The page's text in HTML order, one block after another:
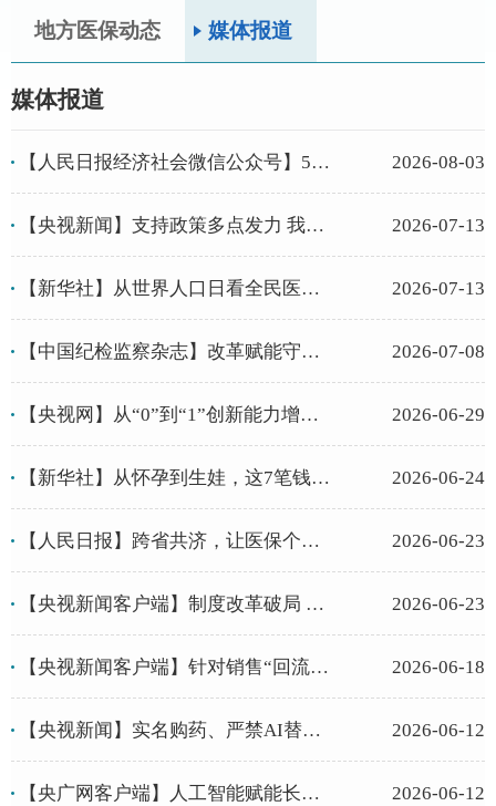
地方医保动态 媒体报道
媒体报道
【人民日报经济社会微信公众号】5年追回医保基金近1182亿元，咋做到... 2026-08-03
【央视新闻】支持政策多点发力 我国持续减轻家庭生养负担 2026-07-13
【新华社】从世界人口日看全民医保进行时 2026-07-13
【中国纪检监察杂志】改革赋能守好百姓“救命钱” 2026-07-08
【央视网】从“0”到“1”创新能力增强 我国新药研发热度持续攀升 2026-06-29
【新华社】从怀孕到生娃，这7笔钱记得领！ 2026-06-24
【人民日报】跨省共济，让医保个账资金成为“家庭健康金”（政策解读·问... 2026-06-23
【央视新闻客户端】制度改革破局 国产创新药跑出“加速度” 2026-06-23
【央视新闻客户端】针对销售“回流药”问题 乌鲁木齐：取消违规药店医保... 2026-06-18
【央视新闻】实名购药、严禁AI替代审方 《处方药网络零售合规指南》发... 2026-06-12
【央广网客户端】人工智能赋能长期照护体系建设 中国长护险智慧实践亮相... 2026-06-12